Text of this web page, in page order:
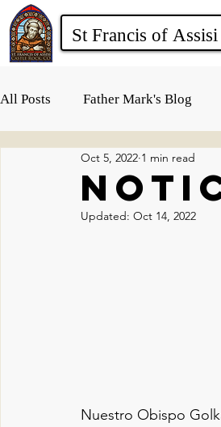
All Posts Father Mark's Blog
Oct 5, 2022 1 min read
Updated: Oct 14, 2022
Nuestro Obispo